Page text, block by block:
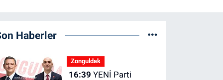
Haberler
Zonguldak
16:39